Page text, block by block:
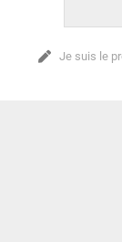
Je suis le